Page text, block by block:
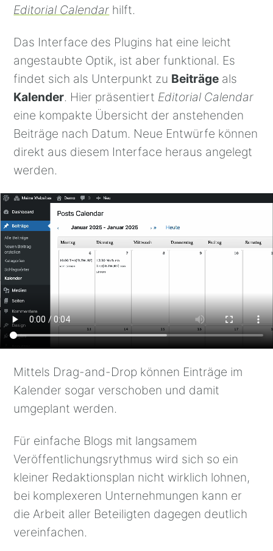
Editorial Calendar hilft.
Das Interface des Plugins hat eine leicht
angestaubte Optik, ist aber funktional. Es
findet sich als Unterpunkt zu Beiträge als
Kalender. Hier präsentiert Editorial Calendar
eine kompakte Übersicht der anstehenden
Beiträge nach Datum. Neue Entwürfe können
direkt aus diesem Interface heraus angelegt
werden.
Mittels Drag-and-Drop können Einträge im
Kalender sogar verschoben und damit
umgeplant werden.
Für einfache Blogs mit langsamem
Veröffentlichungsrythmus wird sich so ein
kleiner Redaktionsplan nicht wirklich lohnen,
bei komplexeren Unternehmungen kann er
die Arbeit aller Beteiligten dagegen deutlich
vereinfachen.